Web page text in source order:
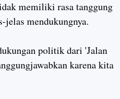
memiliki rasa tanggung
jelas mendukungnya.
politik dari 'Jalan
karena kita